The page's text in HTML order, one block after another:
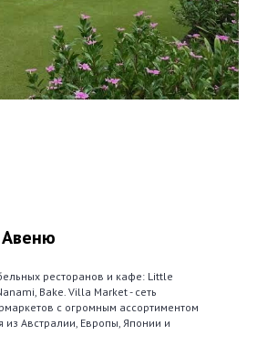
ресторанов и кафе: Little
Bake. Villa Market - сеть
с огромным ассортиментом
из Австралии, Европы, Японии и